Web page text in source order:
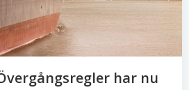
har nu